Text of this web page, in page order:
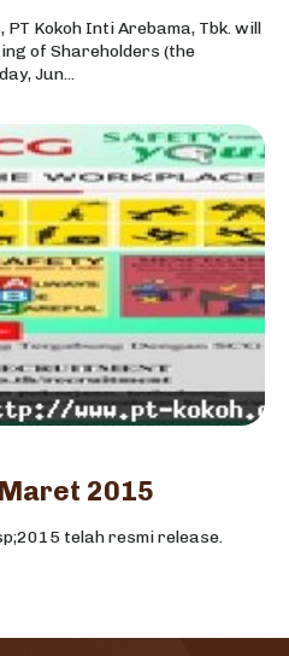
Kokoh Inti Arebama, Tbk. will
of Shareholders (the
Jun...
2015
telah resmi release.